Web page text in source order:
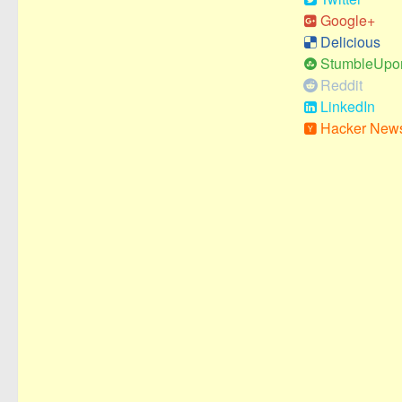
Google+
Delicious
Reddit
LinkedIn
Hacker